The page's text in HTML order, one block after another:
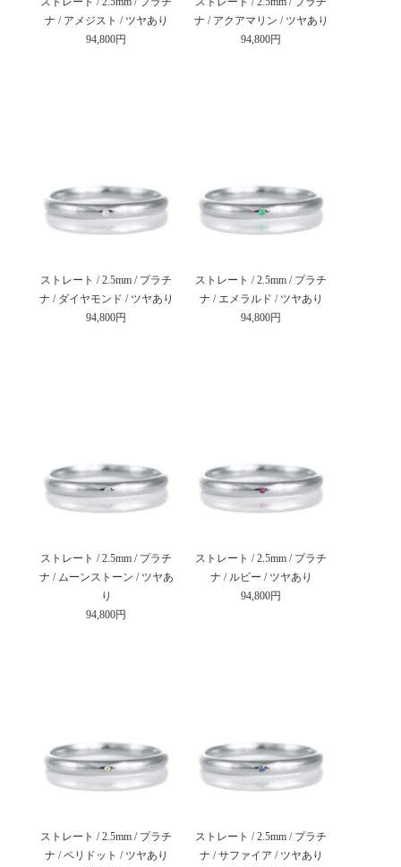
ナ / アメジスト / ツヤあり
94,800円
ナ / アクアマリン / ツヤあり
94,800円
ストレート / 2.5mm / プラチ
ナ / ダイヤモンド / ツヤあり
94,800円
ストレート / 2.5mm / プラチ
ナ / エメラルド / ツヤあり
94,800円
ストレート / 2.5mm / プラチ
ナ / ムーンストーン / ツヤあ
り
94,800円
ストレート / 2.5mm / プラチ
ナ / ルビー / ツヤあり
94,800円
ストレート / 2.5mm / プラチ
ナ / ペリドット / ツヤあり
ストレート / 2.5mm / プラチ
ナ / サファイア / ツヤあり